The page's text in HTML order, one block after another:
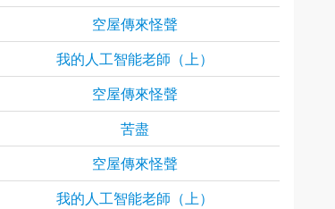
空屋傳來怪聲
我的人工智能老師（上）
空屋傳來怪聲
苦盡
空屋傳來怪聲
我的人工智能老師（上）